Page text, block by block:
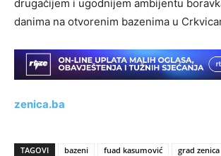
drugačijem i ugodnijem ambijentu
danima na otvorenim bazenima u
zenica.ba
TAGOVI bazeni fuad kasumović grad zenica